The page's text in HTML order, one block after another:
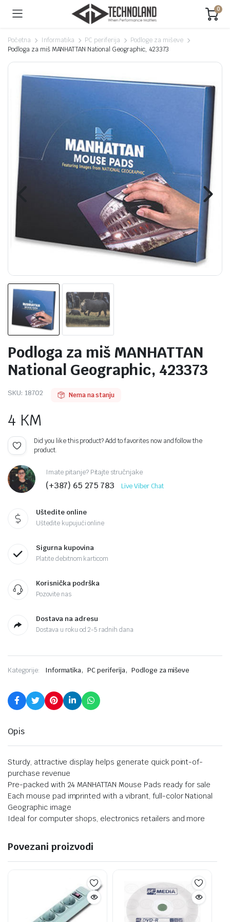
0
Početna Informatika PC periferija
Podloge za miševe
Podloga za miš MANHATTAN National Geographic, 423373
Podloga za miš MANHATTAN
National Geographic, 423373
SKU: 18702 Nema na stanju
4 KM
Did you like this product? Add to favorites now and follow the
product.
Imate pitanje? Pitajte stručnjake
(+387) 65 275 783 Live Viber Chat
Uštedite online
Uštedite kupujući online
Sigurna kupovina
Platite debitnom karticom
Korisnička podrška
Pozovite nas
Dostava na adresu
Dostava u roku od 2-5 radnih dana
Kategorije: Informatika, PC periferija, Podloge za miševe
Opis
Sturdy, attractive display helps generate quick point-of-
purchase revenue
Pre-packed with 24 MANHATTAN Mouse Pads ready for sale
Each mouse pad imprinted with a vibrant, full-color National
Geographic image
Ideal for computer shops, electronics retailers and more
Povezani proizvodi